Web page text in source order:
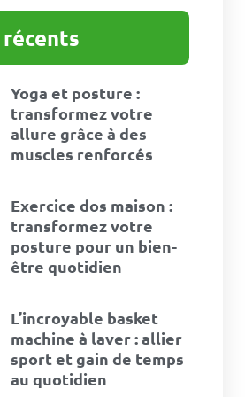
Yoga et posture :
transformez votre
allure grâce à des
muscles renforcés
Exercice dos maison :
transformez votre
posture pour un bien-
être quotidien
L’incroyable basket
machine à laver : allier
sport et gain de temps
au quotidien